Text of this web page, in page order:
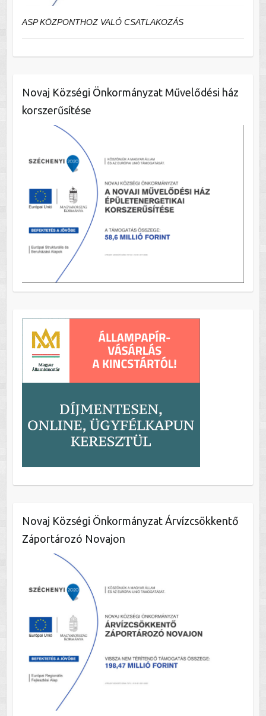
ASP KÖZPONTHOZ VALÓ CSATLAKOZÁS
Novaj Községi Önkormányzat Művelődési ház
korszerűsítése
Novaj Községi Önkormányzat Árvízcsökkentő
Záportározó Novajon